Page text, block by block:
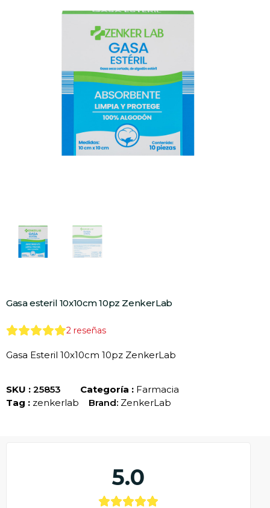
Gasa esteril 10x10cm 10pz ZenkerLab
2 reseñas
Gasa Esteril 10x10cm 10pz ZenkerLab
SKU : 25853 Categoría : Farmacia
Tag : zenkerlab Brand: ZenkerLab
5.0